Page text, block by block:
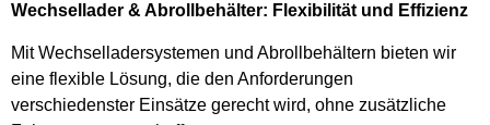
Wechsellader & Abrollbehälter: Flexibilität und Effizienz
Mit Wechselladersystemen und Abrollbehältern bieten wir
eine flexible Lösung, die den Anforderungen
verschiedenster Einsätze gerecht wird, ohne zusätzliche